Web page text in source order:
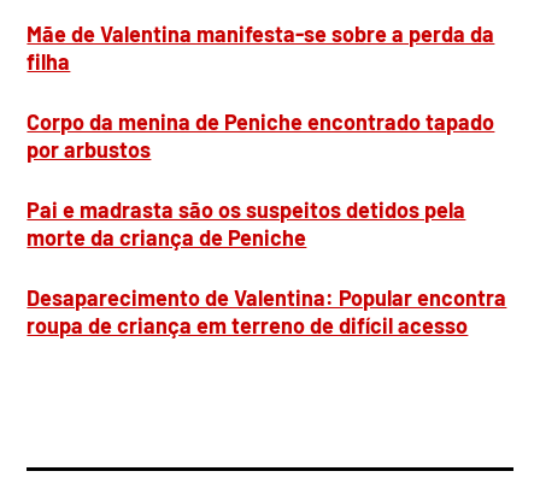
Mãe de Valentina manifesta-se sobre a perda da
filha
Corpo da menina de Peniche encontrado tapado
por arbustos
Pai e madrasta são os suspeitos detidos pela
morte da criança de Peniche
Desaparecimento de Valentina: Popular encontra
roupa de criança em terreno de difícil acesso